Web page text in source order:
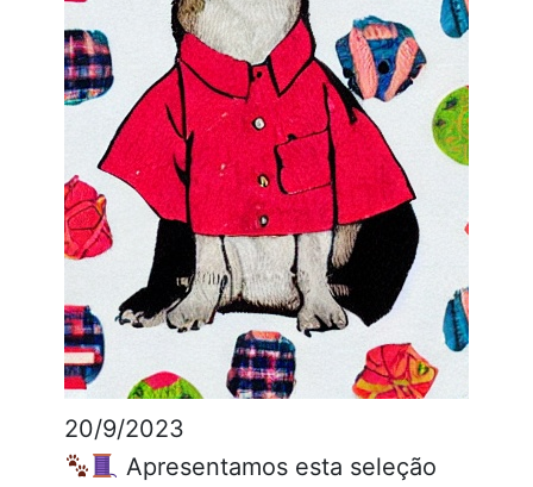
20/9/2023
Apresentamos esta seleção